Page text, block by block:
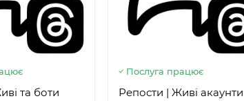
та боти
Послуга працює
Репости | Живі акаунти